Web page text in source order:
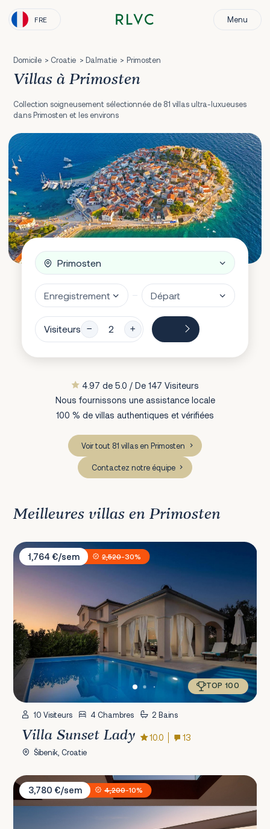
FRE Menu
Domicile Croatie Dalmatie Primosten
Villas à Primosten
Collection soigneusement sélectionnée de 81 villas ultra-luxueuses
dans Primosten et les environs
Visiteurs
4.97 de 5.0 / De 147 Visiteurs
Nous fournissons une assistance locale
100 % de villas authentiques et vérifiées
Voir tout 81 villas en Primosten
Contactez notre équipe
Meilleures villas en Primosten
Villa Sunset Lady
1,764 €/sem
2,520-30%
TOP 100
10 Visiteurs 4 Chambres 2 Bains
Villa Sunset Lady 10.0 13
Šibenik, Croatie
Villa Five K
3,780 €/sem
4,200-10%